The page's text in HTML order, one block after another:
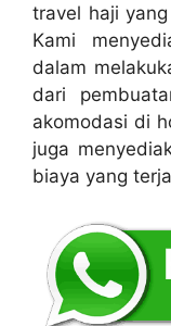
travel haji
Kami
dalam
dari
akomodasi di
juga
biaya yang